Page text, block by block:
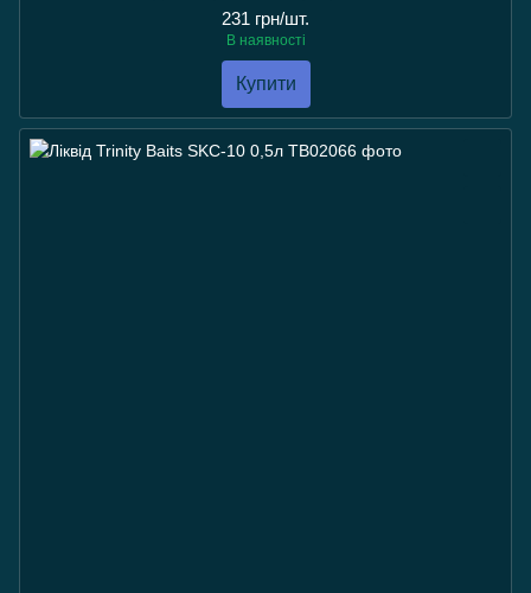
231 грн/шт.
В наявності
Купити